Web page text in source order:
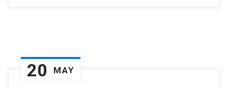
20 MAY